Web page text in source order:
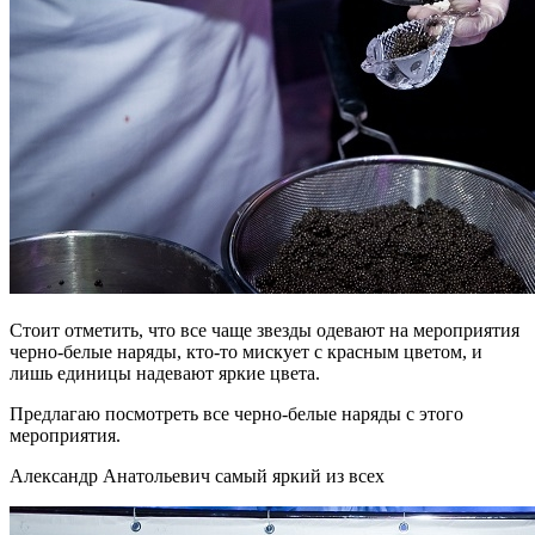
Стоит отметить, что все чаще звезды одевают на мероприятия
черно-белые наряды, кто-то мискует с красным цветом, и
лишь единицы надевают яркие цвета.
Предлагаю посмотреть все черно-белые наряды с этого
мероприятия.
Александр Анатольевич самый яркий из всех